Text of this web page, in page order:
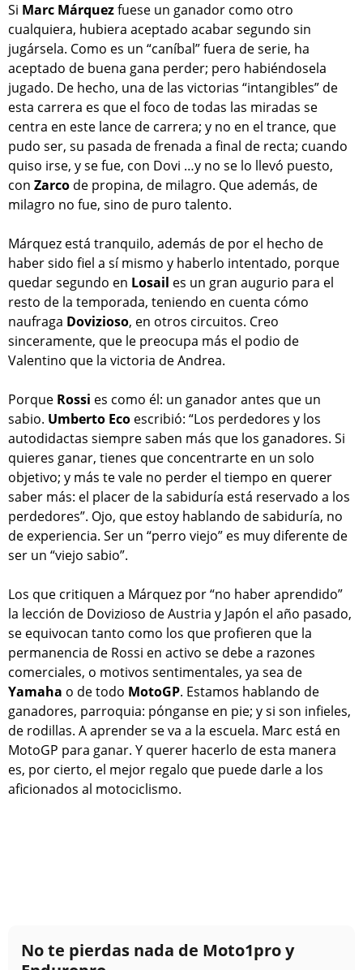
Si Marc Márquezfuese un ganador como otro
cualquiera, hubiera aceptado acabar segundo sin
jugársela. Como es un “caníbal” fuera de serie, ha
aceptado de buena gana perder; pero habiéndosela
jugado. De hecho, una de las victorias “intangibles” de
esta carrera es que el foco de todas las miradas se
centra en este lance de carrera; y no en el trance, que
pudo ser, su pasada de frenada a final de recta; cuando
quiso irse, y se fue, con Dovi …y no se lo llevó puesto,
con Zarco de propina, de milagro. Que además, de
milagro no fue, sino de puro talento.
Márquez está tranquilo, además de por el hecho de
haber sido fiel a sí mismo y haberlo intentado, porque
quedar segundo en Losail es un gran augurio para el
resto de la temporada, teniendo en cuenta cómo
naufraga Dovizioso, en otros circuitos. Creo
sinceramente, que le preocupa más el podio de
Valentino que la victoria de Andrea.
Porque Rossi es como él: un ganador antes que un
sabio. Umberto Eco escribió: “Los perdedores y los
autodidactas siempre saben más que los ganadores. Si
quieres ganar, tienes que concentrarte en un solo
objetivo; y más te vale no perder el tiempo en querer
saber más: el placer de la sabiduría está reservado a los
perdedores”. Ojo, que estoy hablando de sabiduría, no
de experiencia. Ser un “perro viejo” es muy diferente de
ser un “viejo sabio”.
Los que critiquen a Márquez por “no haber aprendido”
la lección de Dovizioso de Austria y Japón el año pasado,
se equivocan tanto como los que profieren que la
permanencia de Rossi en activo se debe a razones
comerciales, o motivos sentimentales, ya sea de
Yamaha o de todo MotoGP. Estamos hablando de
ganadores, parroquia: pónganse en pie; y si son infieles,
de rodillas. A aprender se va a la escuela. Marc está en
MotoGP para ganar. Y querer hacerlo de esta manera
es, por cierto, el mejor regalo que puede darle a los
aficionados al motociclismo.
No te pierdas nada de Moto1pro y